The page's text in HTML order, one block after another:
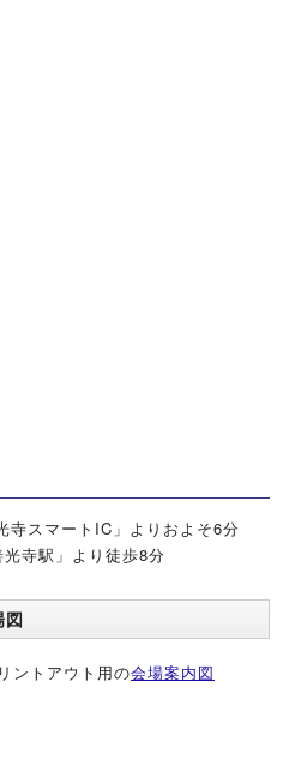
寺スマートIC」よりおよそ6分
寺駅」より徒歩8分
ントアウト用の会場案内図